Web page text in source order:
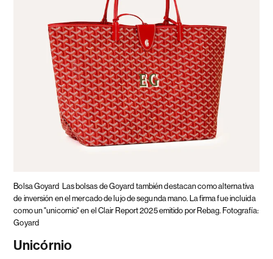
Bolsa Goyard
Las bolsas de Goyard también destacan como alternativa
de inversión en el mercado de lujo de segunda mano. La firma fue incluida
como un "unicornio" en el Clair Report 2025 emitido por Rebag. Fotografía:
Goyard
Unicórnio